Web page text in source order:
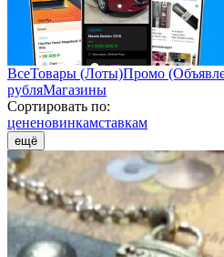
ВсеТовары (Лоты)Промо
рубляМагазины
Сортировать по:
цененовинкамставкам
ещё